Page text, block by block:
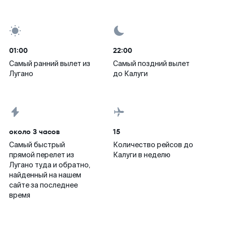
01:00
Самый ранний вылет из
Лугано
22:00
Самый поздний вылет
до Калуги
около 3 часов
Самый быстрый
прямой перелет из
Лугано туда и обратно,
найденный на нашем
сайте за последнее
время
15
Количество рейсов до
Калуги в неделю